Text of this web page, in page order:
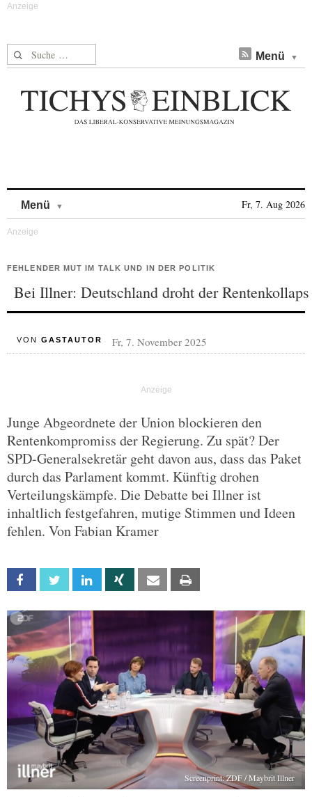
Suche nach: Menü
Menü Fr, 7. Aug 2026
FEHLENDER MUT IM TALK UND IN DER POLITIK
Bei Illner: Deutschland droht der Rentenkollaps
VON GASTAUTOR Fr, 7. November 2025
Junge Abgeordnete der Union blockieren den
Rentenkompromiss der Regierung. Zu spät? Der
SPD-Generalsekretär geht davon aus, dass das Paket
durch das Parlament kommt. Künftig drohen
Verteilungskämpfe. Die Debatte bei Illner ist
inhaltlich festgefahren, mutige Stimmen und Ideen
fehlen. Von Fabian Kramer
Facebook Twitter Linkedin Xing Email
Screenprint: ZDF / Maybrit Illner